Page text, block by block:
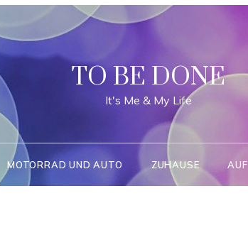
TO BE DONE
It's Me & My Life
MOTORRAD UND AUTO ZUHAUSE